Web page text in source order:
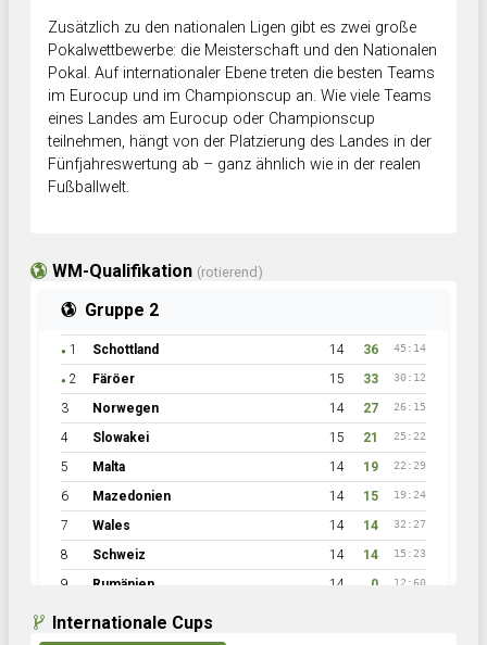
Zusätzlich zu den nationalen Ligen gibt es zwei große
Pokalwettbewerbe: die Meisterschaft und den Nationalen
Pokal. Auf internationaler Ebene treten die besten Teams
im Eurocup und im Championscup an. Wie viele Teams
eines Landes am Eurocup oder Championscup
teilnehmen, hängt von der Platzierung des Landes in der
Fünfjahreswertung ab – ganz ähnlich wie in der realen
Fußballwelt.
WM-Qualifikation (rotierend)
Gruppe 2
● 1 Schottland 14 36 45:14
● 2 Färöer 15 33 30:12
3 Norwegen 14 27 26:15
4 Slowakei 15 21 25:22
5 Malta 14 19 22:29
6 Mazedonien 14 15 19:24
7 Wales 14 14 32:27
8 Schweiz 14 14 15:23
9 Rumänien 14 0 12:60
Internationale Cups